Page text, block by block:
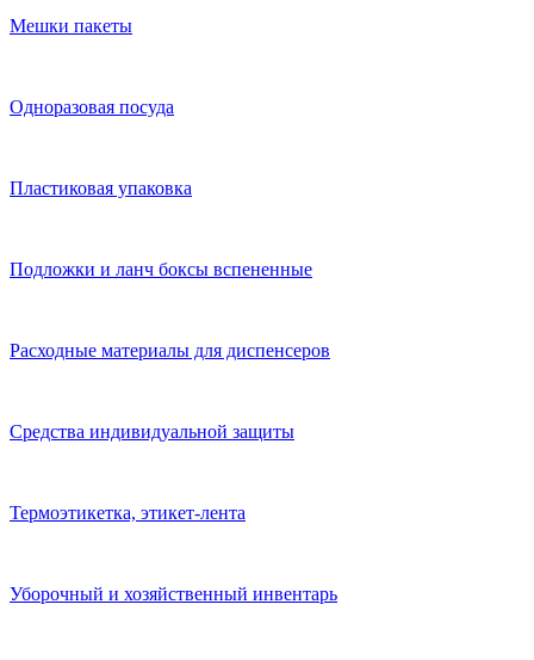
Мешки пакеты
Одноразовая посуда
Пластиковая упаковка
Подложки и ланч боксы вспененные
Расходные материалы для диспенсеров
Средства индивидуальной защиты
Термоэтикетка, этикет-лента
Уборочный и хозяйственный инвентарь